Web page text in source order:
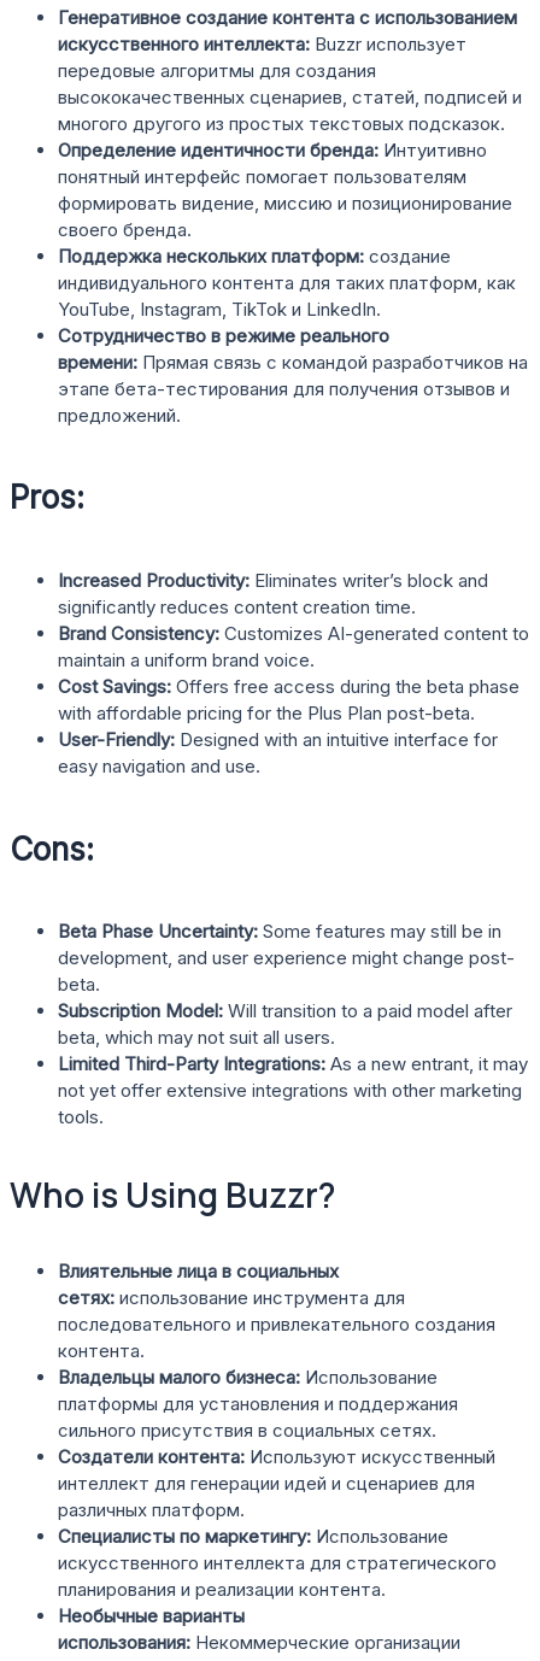
Генеративное создание контента с использованием
искусственного интеллекта: Buzzr использует
передовые алгоритмы для создания
высококачественных сценариев, статей, подписей и
многого другого из простых текстовых подсказок.
Определение идентичности бренда: Интуитивно
понятный интерфейс помогает пользователям
формировать видение, миссию и позиционирование
своего бренда.
Поддержка нескольких платформ: создание
индивидуального контента для таких платформ, как
YouTube, Instagram, TikTok и LinkedIn.
Сотрудничество в режиме реального
времени: Прямая связь с командой разработчиков на
этапе бета-тестирования для получения отзывов и
предложений.
Pros:
Increased Productivity: Eliminates writer’s block and
significantly reduces content creation time.
Brand Consistency: Customizes AI-generated content to
maintain a uniform brand voice.
Cost Savings: Offers free access during the beta phase
with affordable pricing for the Plus Plan post-beta.
User-Friendly: Designed with an intuitive interface for
easy navigation and use.
Cons:
Beta Phase Uncertainty: Some features may still be in
development, and user experience might change post-
beta.
Subscription Model: Will transition to a paid model after
beta, which may not suit all users.
Limited Third-Party Integrations: As a new entrant, it may
not yet offer extensive integrations with other marketing
tools.
Who is Using Buzzr?
Влиятельные лица в социальных
сетях: использование инструмента для
последовательного и привлекательного создания
контента.
Владельцы малого бизнеса: Использование
платформы для установления и поддержания
сильного присутствия в социальных сетях.
Создатели контента: Используют искусственный
интеллект для генерации идей и сценариев для
различных платформ.
Специалисты по маркетингу: Использование
искусственного интеллекта для стратегического
планирования и реализации контента.
Необычные варианты
использования: Некоммерческие организации